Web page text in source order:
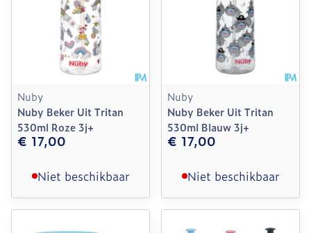
Nuby
Nuby Beker Uit Tritan
530ml Roze 3j+
€ 17,00
Niet beschikbaar
Nuby
Nuby Beker Uit Tritan
530ml Blauw 3j+
€ 17,00
Niet beschikbaar